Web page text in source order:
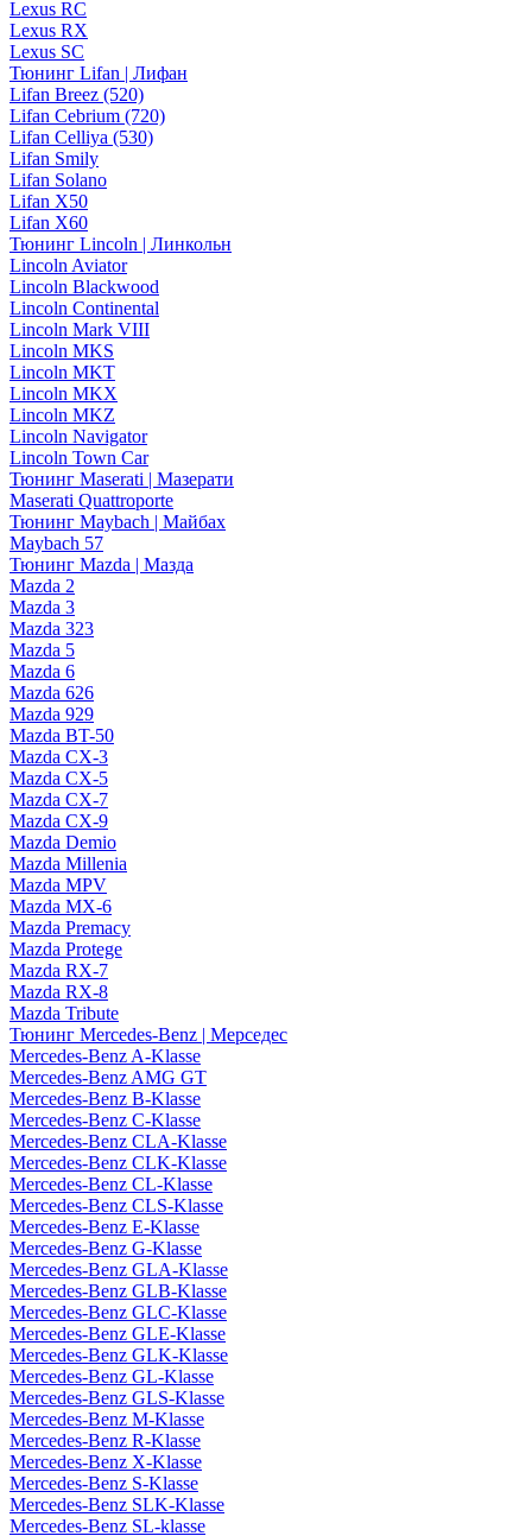
Lexus RC
Lexus RX
Lexus SC
Тюнинг Lifan | Лифан
Lifan Breez (520)
Lifan Cebrium (720)
Lifan Celliya (530)
Lifan Smily
Lifan Solano
Lifan X50
Lifan X60
Тюнинг Lincoln | Линкольн
Lincoln Aviator
Lincoln Blackwood
Lincoln Continental
Lincoln Mark VIII
Lincoln MKS
Lincoln MKT
Lincoln MKX
Lincoln MKZ
Lincoln Navigator
Lincoln Town Car
Тюнинг Maserati | Мазерати
Maserati Quattroporte
Тюнинг Maybach | Майбах
Maybach 57
Тюнинг Mazda | Мазда
Mazda 2
Mazda 3
Mazda 323
Mazda 5
Mazda 6
Mazda 626
Mazda 929
Mazda BT-50
Mazda CX-3
Mazda CX-5
Mazda CX-7
Mazda CX-9
Mazda Demio
Mazda Millenia
Mazda MPV
Mazda MX-6
Mazda Premacy
Mazda Protege
Mazda RX-7
Mazda RX-8
Mazda Tribute
Тюнинг Mercedes-Benz | Мерседес
Mercedes-Benz A-Klasse
Mercedes-Benz AMG GT
Mercedes-Benz B-Klasse
Mercedes-Benz C-Klasse
Mercedes-Benz CLA-Klasse
Mercedes-Benz CLK-Klasse
Mercedes-Benz CL-Klasse
Mercedes-Benz CLS-Klasse
Mercedes-Benz E-Klasse
Mercedes-Benz G-Klasse
Mercedes-Benz GLA-Klasse
Mercedes-Benz GLB-Klasse
Mercedes-Benz GLC-Klasse
Mercedes-Benz GLE-Klasse
Mercedes-Benz GLK-Klasse
Mercedes-Benz GL-Klasse
Mercedes-Benz GLS-Klasse
Mercedes-Benz M-Klasse
Mercedes-Benz R-Klasse
Mercedes-Benz X-Klasse
Mercedes-Benz S-Klasse
Mercedes-Benz SLK-Klasse
Mercedes-Benz SL-klasse